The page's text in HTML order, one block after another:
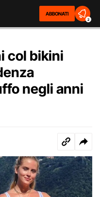
ABBONATI
2
col bikini
negli anni